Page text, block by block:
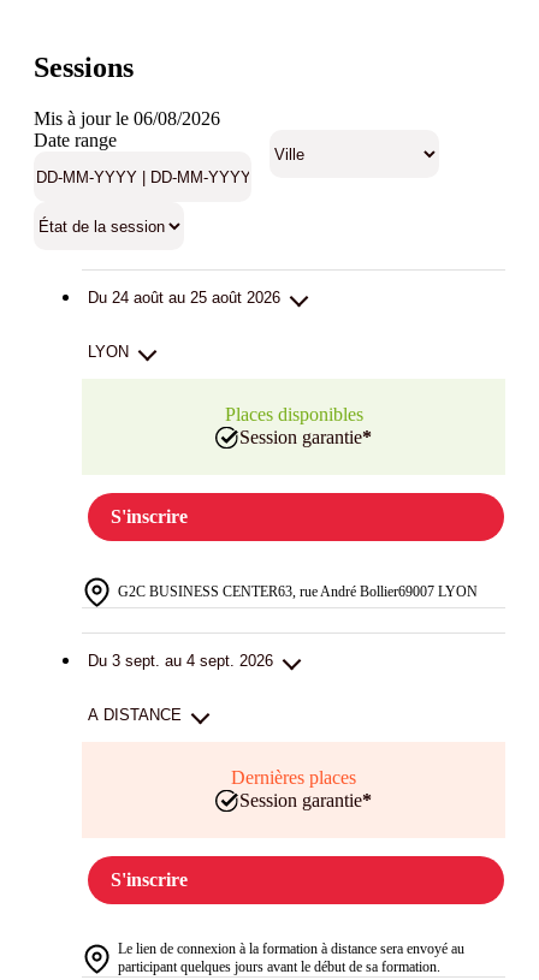
Sessions
Mis à jour le 06/08/2026
Date range
Du 24 août au 25 août 2026
LYON
Places disponibles
Session garantie*
S'inscrire
G2C BUSINESS CENTER63, rue André Bollier69007 LYON
Du 3 sept. au 4 sept. 2026
A DISTANCE
Dernières places
Session garantie*
S'inscrire
Le lien de connexion à la formation à distance sera envoyé au
participant quelques jours avant le début de sa formation.